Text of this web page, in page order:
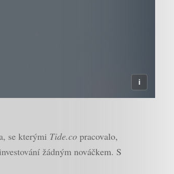
se kterými Tide.co pracovalo,
žádným nováčkem. S